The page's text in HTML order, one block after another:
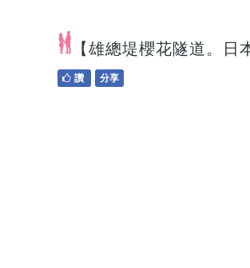
【雄總堤櫻花隧道。
讚 分享